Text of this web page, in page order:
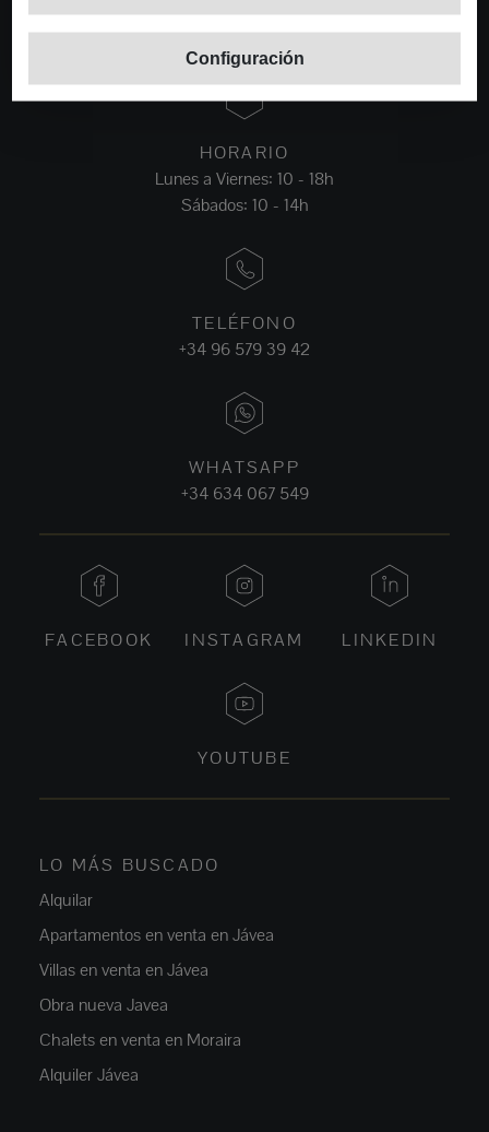
Configuración
03730 Jávea, Alicante, Spain
HORARIO
Lunes a Viernes: 10 - 18h
Sábados: 10 - 14h
TELÉFONO
+34 96 579 39 42
WHATSAPP
+34 634 067 549
FACEBOOK INSTAGRAM LINKEDIN
YOUTUBE
LO MÁS BUSCADO
Alquilar
Apartamentos en venta en Jávea
Villas en venta en Jávea
Obra nueva Javea
Chalets en venta en Moraira
Alquiler Jávea